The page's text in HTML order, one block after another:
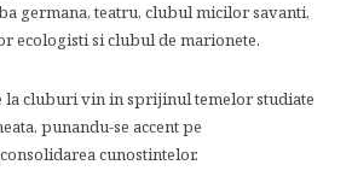
germana, teatru, clubul micilor savanti,
ecologisti si clubul de marionete.
la cluburi vin in sprijinul temelor studiate
punandu-se accent pe
cunostintelor.